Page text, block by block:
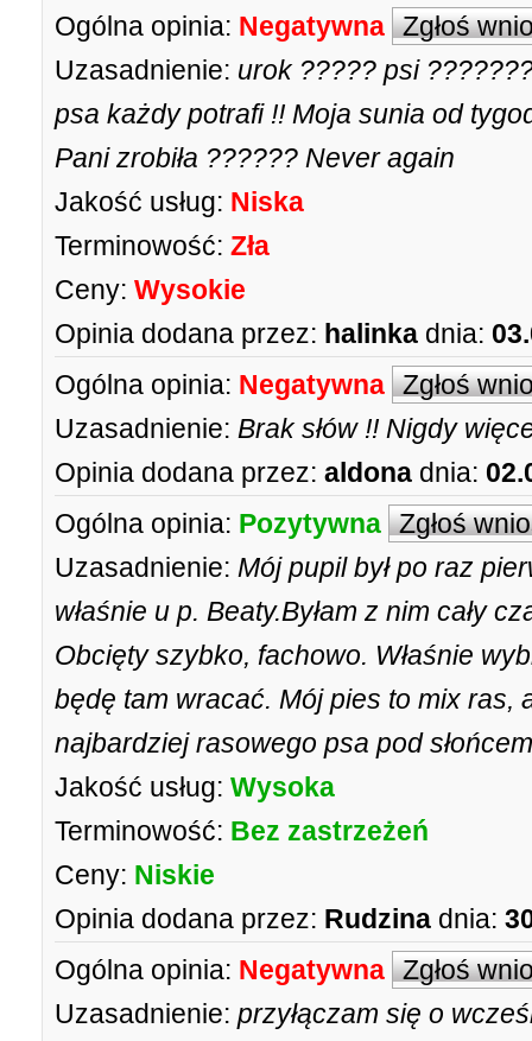
Ogólna opinia: Negatywna Zgłoś
Uzasadnienie: urok ????? psi
psa każdy potrafi !! Moja sunia od
Pani zrobiła ?????? Never again
Jakość usług: Niska
Terminowość: Zła
Ceny: Wysokie
Opinia dodana przez: halinka dnia:
Ogólna opinia: Negatywna Zgłoś
Uzasadnienie: Brak słów !! Nigdy
Opinia dodana przez: aldona dnia:
Ogólna opinia: Pozytywna Zgłoś
Uzasadnienie: Mój pupil był po raz
właśnie u p. Beaty.Byłam z nim cały
Obcięty szybko, fachowo. Właśnie
będę tam wracać. Mój pies to mix ras,
najbardziej rasowego psa pod
Jakość usług: Wysoka
Terminowość: Bez zastrzeżeń
Ceny: Niskie
Opinia dodana przez: Rudzina dnia:
Ogólna opinia: Negatywna Zgłoś
Uzasadnienie: przyłączam się o